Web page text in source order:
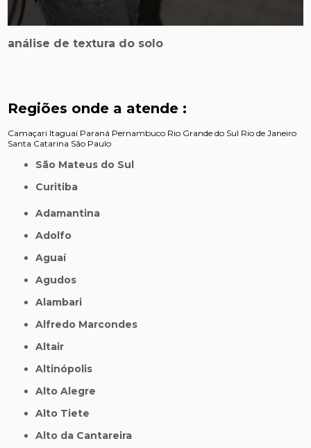
análise de textura do solo
Regiões onde a atende :
Camaçari Itaguaí Paraná Pernambuco Rio Grande do Sul Rio de Janeiro
Santa Catarina São Paulo
São Mateus do Sul
Curitiba
Adamantina
Adolfo
Aguaí
Agudos
Alambari
Alfredo Marcondes
Altair
Altinópolis
Alto Alegre
Alto Tiete
Alto da Cantareira